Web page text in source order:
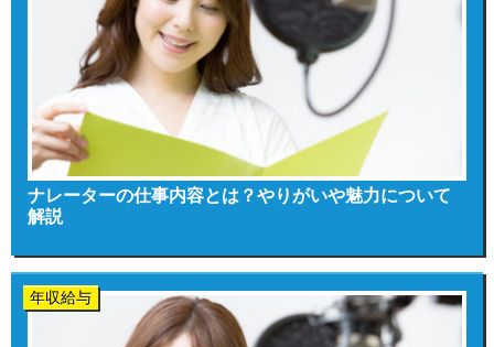
ナレーターの仕事内容とは？やりがいや魅力について
解説
年収給与